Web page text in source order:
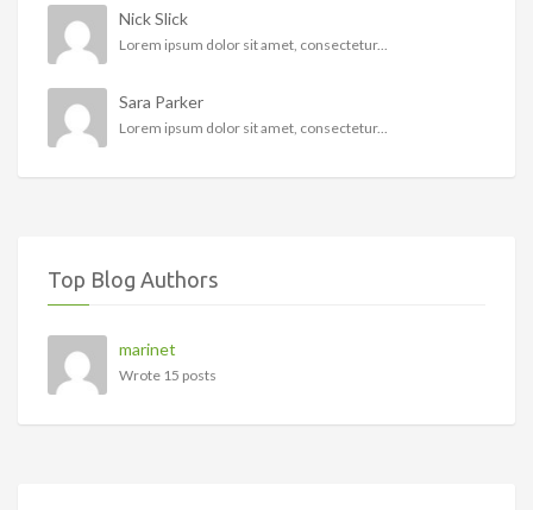
Nick Slick
Lorem ipsum dolor sit amet, consectetur...
Sara Parker
Lorem ipsum dolor sit amet, consectetur...
Top Blog Authors
marinet
Wrote 15 posts